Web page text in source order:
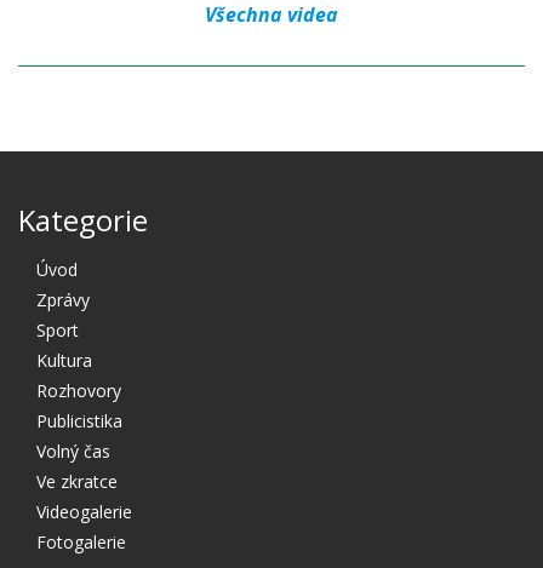
Všechna videa
Kategorie
Úvod
Zprávy
Sport
Kultura
Rozhovory
Publicistika
Volný čas
Ve zkratce
Videogalerie
Fotogalerie